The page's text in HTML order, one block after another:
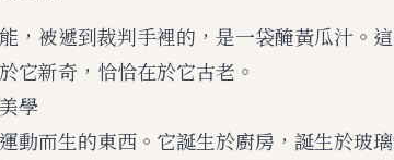
，被遞到裁判手裡的，是一袋醃黃瓜汁。
它新奇，恰恰在於它古老。
學
動而生的東西。它誕生於廚房，誕生於玻